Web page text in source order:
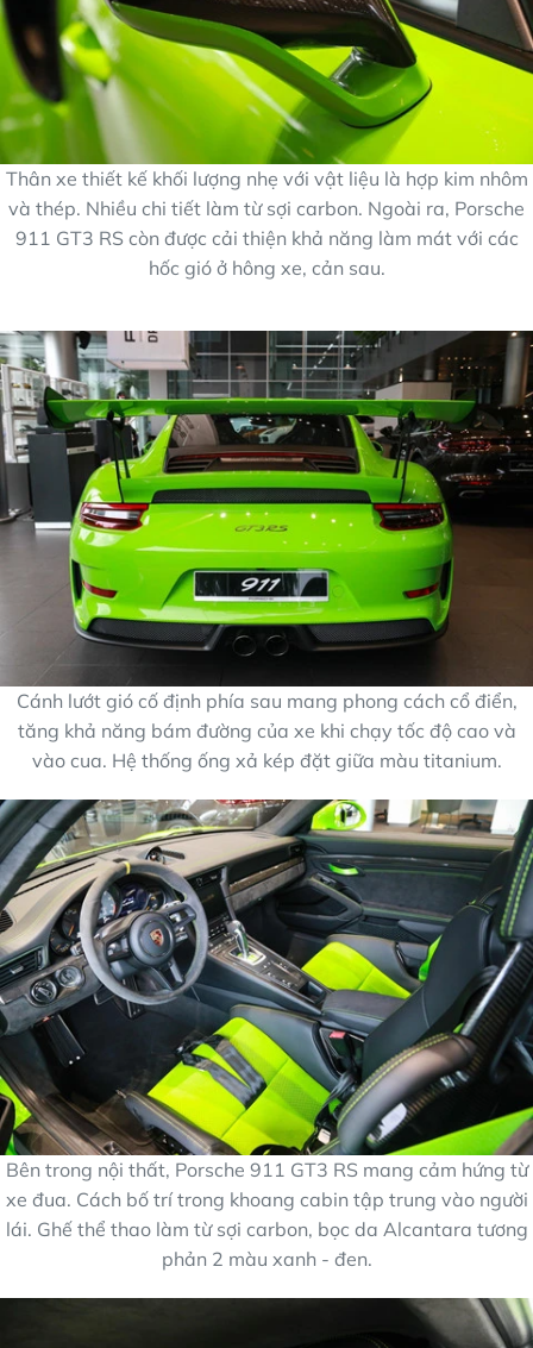
Thân xe thiết kế khối lượng nhẹ với vật liệu là hợp kim nhôm
và thép. Nhiều chi tiết làm từ sợi carbon. Ngoài ra, Porsche
911 GT3 RS còn được cải thiện khả năng làm mát với các
hốc gió ở hông xe, cản sau.
Cánh lướt gió cố định phía sau mang phong cách cổ điển,
tăng khả năng bám đường của xe khi chạy tốc độ cao và
vào cua. Hệ thống ống xả kép đặt giữa màu titanium.
Bên trong nội thất, Porsche 911 GT3 RS mang cảm hứng từ
xe đua. Cách bố trí trong khoang cabin tập trung vào người
lái. Ghế thể thao làm từ sợi carbon, bọc da Alcantara tương
phản 2 màu xanh - đen.